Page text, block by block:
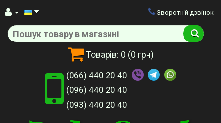
Товарів: 0 (0 грн)
Зворотній дзвінок
(066) 440 20 40
(096) 440 20 40
(093) 440 20 40